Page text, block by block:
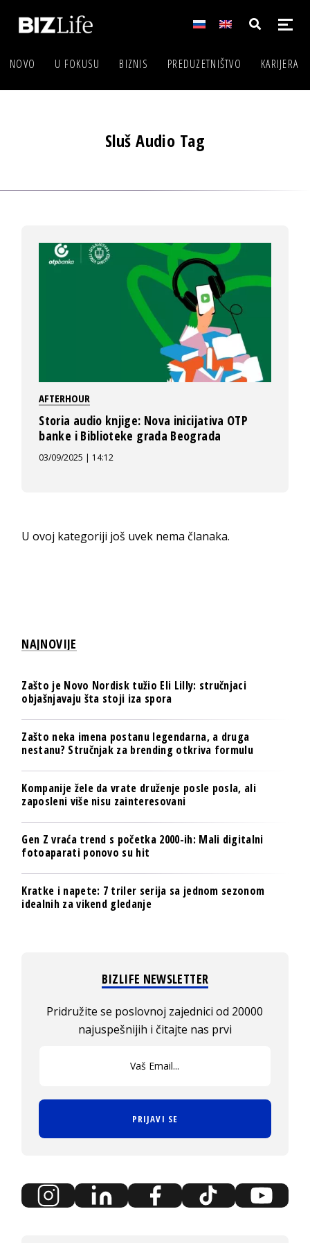
NOVO U FOKUSU BIZNIS PREDUZETNIŠTVO KARIJERA
Sluš Audio Tag
AFTERHOUR
Storia audio knjige: Nova inicijativa OTP
banke i Biblioteke grada Beograda
03/09/2025 | 14:12
U ovoj kategoriji još uvek nema članaka.
NAJNOVIJE
Zašto je Novo Nordisk tužio Eli Lilly: stručnjaci
objašnjavaju šta stoji iza spora
Zašto neka imena postanu legendarna, a druga
nestanu? Stručnjak za brending otkriva formulu
Kompanije žele da vrate druženje posle posla, ali
zaposleni više nisu zainteresovani
Gen Z vraća trend s početka 2000-ih: Mali digitalni
fotoaparati ponovo su hit
Kratke i napete: 7 triler serija sa jednom sezonom
idealnih za vikend gledanje
BIZLIFE NEWSLETTER
Pridružite se poslovnoj zajednici od 20000
najuspešnijih i čitajte nas prvi
PRIJAVI SE